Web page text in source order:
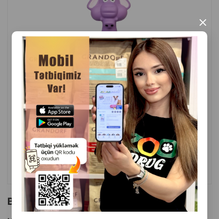
×
Küçüklər və böyüklər üçünuyğundur.
Evdə və açıq havada oyun üçünyüngül və rahat.
Bu oyuncaq ev heyvanınıza sevinc, aktivlik və əyləncə bəxş
edəcək.
İstehsal ölkəsi:
( Rəylər)
Qiymət
Almaq
1 ədəd
6.90
ALMAQ
Bu brendin başqa məhsulları